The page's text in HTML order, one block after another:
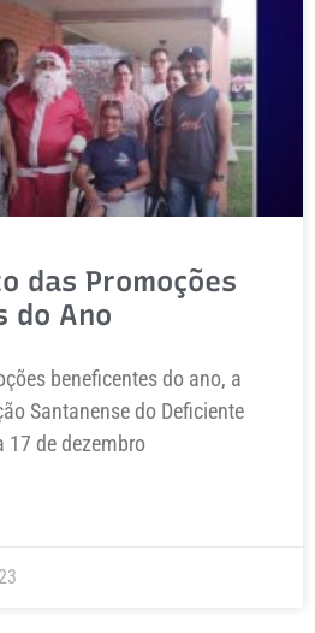
das Promoções
do Ano
beneficentes do ano, a
Santanense do Deficiente
17 de dezembro